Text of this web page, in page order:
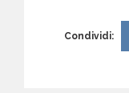
Condividi: